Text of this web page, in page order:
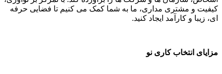
کیفیت و مشتری مداری، ما به شما کمک می کنیم تا فضایی حرفه
ای، زیبا و کارآمد ایجاد کنید.
مزایای انتخاب کاری نو